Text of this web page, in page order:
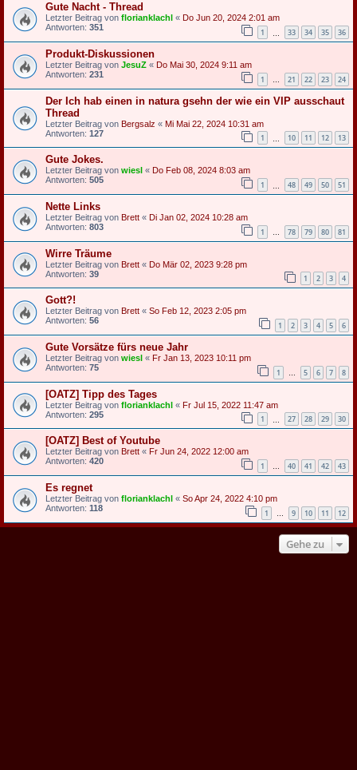
Gute Nacht - Thread
Letzter Beitrag von florianklachl « Do Jun 20, 2024 2:01 am
Antworten: 351 1 33 34 35 36
Produkt-Diskussionen
Letzter Beitrag von JesuZ « Do Mai 30, 2024 9:11 am
Antworten: 231 1 … 21 22 23 24
Der Ich hab einen in natura gsehn der wie ein VIP ausschaut
Thread
Letzter Beitrag von Bergsalz « Mi Mai 22, 2024 10:31 am
Antworten: 127 1 10 11 12 13
Gute Jokes.
Letzter Beitrag von wiesl « Do Feb 08, 2024 8:03 am
Antworten: 505 1 48 49 50 51
Nette Links
Letzter Beitrag von Brett « Di Jan 02, 2024 10:28 am
Antworten: 803 1 … 78 79 80 81
Wirre Träume
Letzter Beitrag von Brett « Do Mär 02, 2023 9:28 pm
Antworten: 39 1 2 3 4
Gott?!
Letzter Beitrag von Brett « So Feb 12, 2023 2:05 pm
Antworten: 56 1 2 3 4 5 6
Gute Vorsätze fürs neue Jahr
Letzter Beitrag von wiesl « Fr Jan 13, 2023 10:11 pm
Antworten: 75 1 … 5 6 7 8
[OATZ] Tipp des Tages
Letzter Beitrag von florianklachl « Fr Jul 15, 2022 11:47 am
Antworten: 295 1 27 28 29 30
[OATZ] Best of Youtube
Letzter Beitrag von Brett « Fr Jun 24, 2022 12:00 am
Antworten: 420 1 … 40 41 42 43
Es regnet
Letzter Beitrag von florianklachl « So Apr 24, 2022 4:10 pm
Antworten: 118 1 9 10 11 12
Gehe zu